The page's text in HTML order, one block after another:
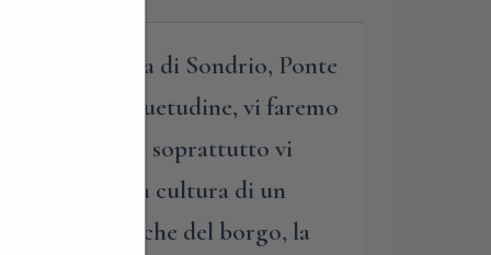
provincia di Sondrio, Ponte
nostra consuetudine, vi faremo
vissuta, ma soprattutto vi
del resto la cultura di un
più antiche del borgo, la